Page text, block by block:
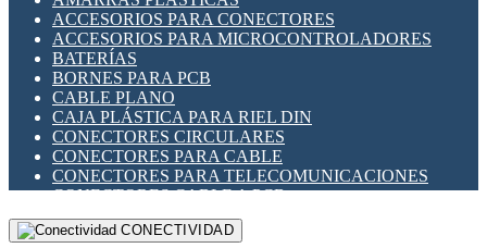
INDICADORES PARA PANEL
INTERFACES DE RELÉ
INTERRUPTORES FIN DE CARRERA
LLAVES CONMUTADORAS
MEDIDORES DE ENERGÍA Y TC'S DE CORRIENTE
MOTORES PASO A PASO
PANTALLAS HMI
PLC -CONTROLADORES LÓGICO PROGRAMABLES
PROGRAMADORES DE HORARIO
RELÉS DE PROTECCIÓN
SENSORES CAPACITIVOS
ACCESORIOS PARA CONECTORES
ACCESORIOS PARA MICROCONTROLADORES
BATERÍAS
BORNES PARA PCB
CABLE PLANO
CAJA PLÁSTICA PARA RIEL DIN
CONECTORES CIRCULARES
CONECTORES PARA CABLE
CONECTORES PARA TELECOMUNICACIONES
CONECTORES CABLE A PCB
CONECTORES PCB A CABLE
DIP SWITCHESCONECTIVIDAD